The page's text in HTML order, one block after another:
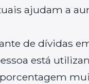
ajudam a
de dívidas
está